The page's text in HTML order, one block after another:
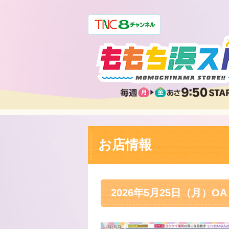
お店情報
2026年5月25日（月）OA